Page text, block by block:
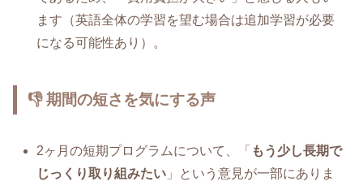
ます（英語全体の学習を望む場合は追加学習が必要
になる可能性あり）。
👎 期間の短さを気にする声
2ヶ月の短期プログラムについて、「 もう少し長期で
じっくり取り組みたい 」という意見が一部にありま